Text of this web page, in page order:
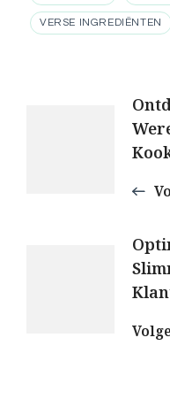
VERSE INGREDIËNTEN